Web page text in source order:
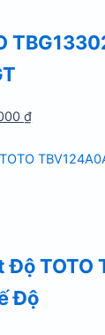
₫Giá
tại
Độ TOTO
Độ